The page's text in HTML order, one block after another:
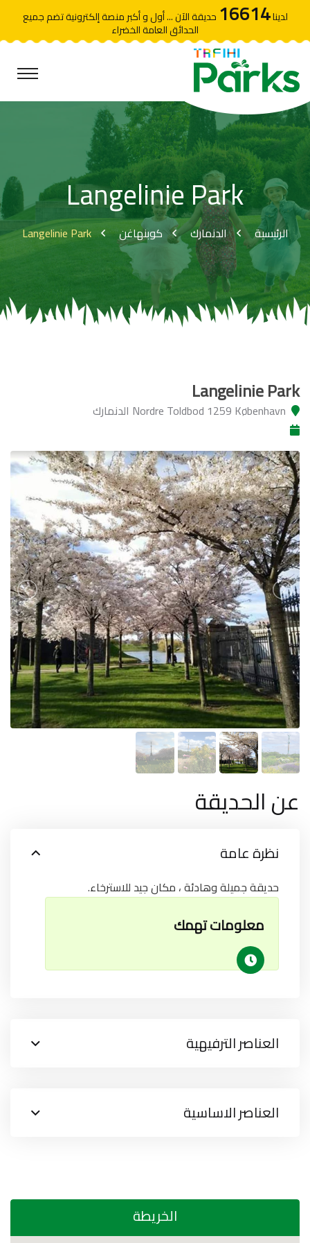
لدينا16614 حديقة الآن ... أول و أكبر منصة إلكترونية تضم جميع
الحدائق العامة الخضراء
Langelinie Park
الرئيسية الدنمارك كوبنهاغن Langelinie Park
Langelinie Park
Nordre Toldbod 1259 København الدنمارك
عن الحديقة
نظرة عامة
حديقة جميلة وهادئة ، مكان جيد للاسترخاء.
معلومات تهمك
العناصر الترفيهية
العناصر الاساسية
الخريطة